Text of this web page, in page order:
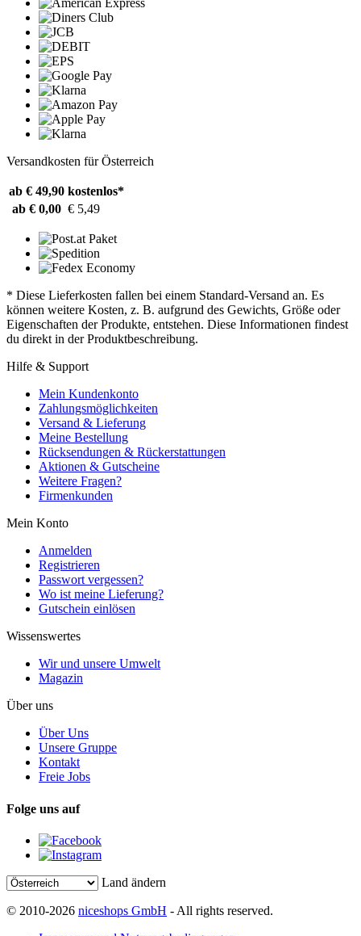
Versandkosten für Österreich
ab € 49,90 kostenlos*
ab € 0,00 € 5,49
* Diese Lieferkosten fallen bei einem Standard-Versand an. Es
können weitere Kosten, z. B. aufgrund des Gewichts, Größe oder
Eigenschaften der Produkte, entstehen. Diese Informationen findest
du direkt in der Produktbeschreibung.
Hilfe & Support
Mein Kundenkonto
Zahlungsmöglichkeiten
Versand & Lieferung
Meine Bestellung
Rücksendungen & Rückerstattungen
Aktionen & Gutscheine
Weitere Fragen?
Firmenkunden
Mein Konto
Anmelden
Registrieren
Passwort vergessen?
Wo ist meine Lieferung?
Gutschein einlösen
Wissenswertes
Wir und unsere Umwelt
Magazin
Über uns
Über Uns
Unsere Gruppe
Kontakt
Freie Jobs
Folge uns auf
Land ändern
© 2010-2026 niceshops GmbH - All rights reserved.